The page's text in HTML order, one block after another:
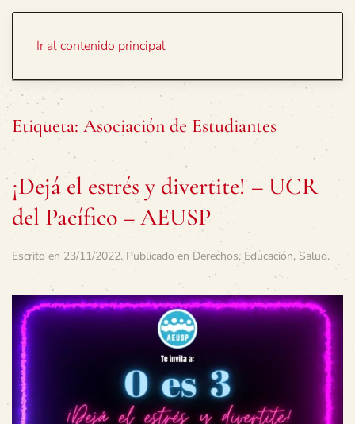
Ir al contenido principal
Etiqueta: Asociación de Estudiantes
¡Dejá el estrés y divertite! – UCR
del Pacífico – AEUSP
Escrito en 23/11/2022. Publicado en Derechos, Educación, Salud.